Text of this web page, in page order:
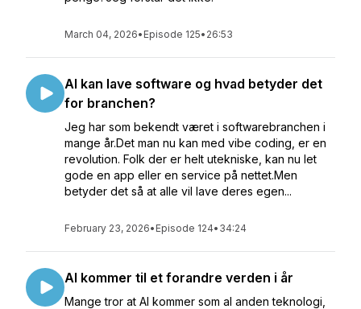
March 04, 2026• Episode 125• 26:53
AI kan lave software og hvad betyder det
for branchen?
Jeg har som bekendt været i softwarebranchen i
mange år.Det man nu kan med vibe coding, er en
revolution. Folk der er helt utekniske, kan nu let
gode en app eller en service på nettet.Men
betyder det så at alle vil lave deres egen...
February 23, 2026• Episode 124• 34:24
AI kommer til et forandre verden i år
Mange tror at AI kommer som al anden teknologi,